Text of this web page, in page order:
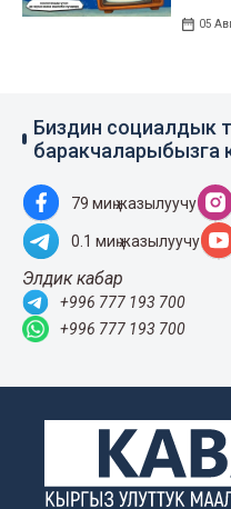
05
Биздин социалдык
баракчаларыбызга
79 миң жазылуучу
0.1 миң жазылуучу
Элдик кабар
+996 777 193 700
+996 777 193 700